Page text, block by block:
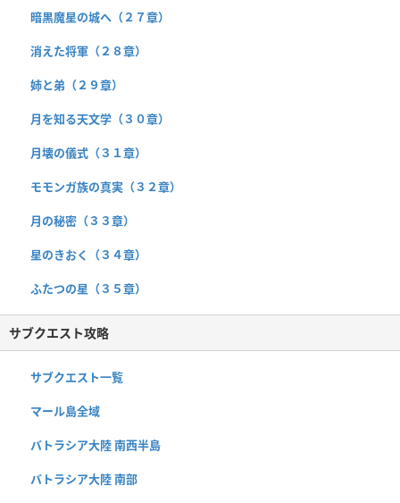
暗黒魔星の城へ（２７章）
消えた将軍（２８章）
姉と弟（２９章）
月を知る天文学（３０章）
月壊の儀式（３１章）
モモンガ族の真実（３２章）
月の秘密（３３章）
星のきおく（３４章）
ふたつの星（３５章）
サブクエスト攻略
サブクエスト一覧
マール島全域
バトラシア大陸 南西半島
バトラシア大陸 南部